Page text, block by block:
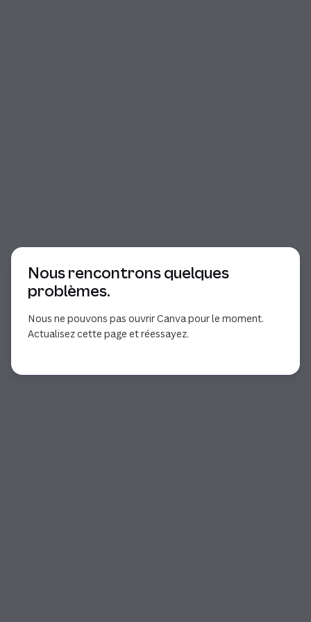
Nous rencontrons quelques
problèmes.
Nous ne pouvons pas ouvrir Canva pour le moment.
Actualisez cette page et réessayez.